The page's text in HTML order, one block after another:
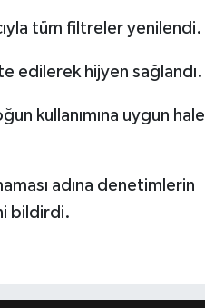
tüm filtreler yenilendi.
edilerek hijyen sağlandı.
kullanımına uygun hale
adına denetimlerin
bildirdi.